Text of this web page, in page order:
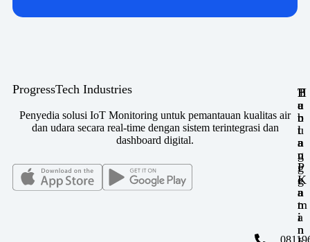
ProgressTech Industries
Penyedia solusi IoT Monitoring untuk pemantauan kualitas air
dan udara secara real-time dengan sistem terintegrasi dan
dashboard digital.
H
u
b
u
n
g
i
K
a
m
i
T
a
u
t
a
n
P
e
n
t
i
n
B
e
r
l
a
n
g
g
a
n
a
n